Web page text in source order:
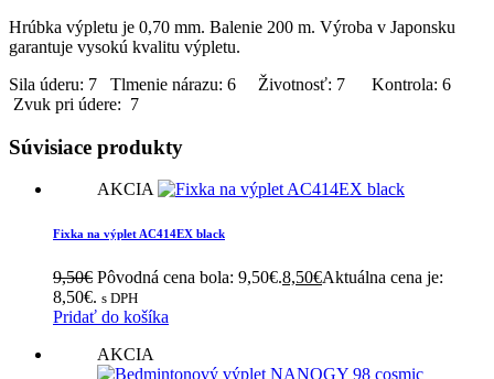
Hrúbka výpletu je 0,70 mm. Balenie 200 m. Výroba v Japonsku
garantuje vysokú kvalitu výpletu.
Sila úderu: 7 Tlmenie nárazu: 6 Životnosť: 7 Kontrola: 6
Zvuk pri údere: 7
Súvisiace produkty
AKCIA
Fixka na výplet AC414EX black
9,50€ Pôvodná cena bola: 9,50€.8,50€Aktuálna cena je:
8,50€. s DPH
Pridať do košíka
AKCIA